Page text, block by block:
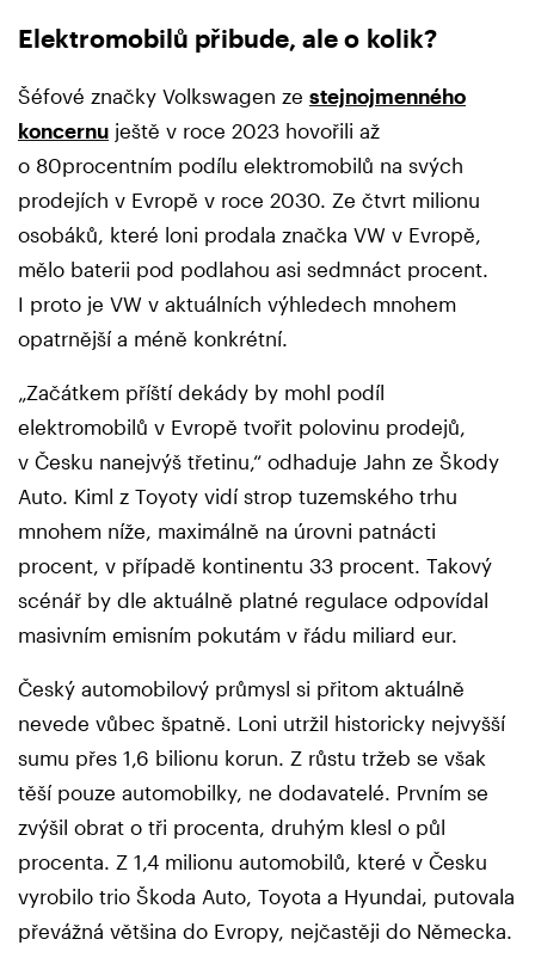
Elektromobilů přibude, ale o kolik?
Šéfové značky Volkswagen ze stejnojmenného
koncernu ještě v roce 2023 hovořili až
o 80procentním podílu elektromobilů na svých
prodejích v Evropě v roce 2030. Ze čtvrt milionu
osobáků, které loni prodala značka VW v Evropě,
mělo baterii pod podlahou asi sedmnáct procent.
I proto je VW v aktuálních výhledech mnohem
opatrnější a méně konkrétní.
„Začátkem příští dekády by mohl podíl
elektromobilů v Evropě tvořit polovinu prodejů,
v Česku nanejvýš třetinu,“ odhaduje Jahn ze Škody
Auto. Kiml z Toyoty vidí strop tuzemského trhu
mnohem níže, maximálně na úrovni patnácti
procent, v případě kontinentu 33 procent. Takový
scénář by dle aktuálně platné regulace odpovídal
masivním emisním pokutám v řádu miliard eur.
Český automobilový průmysl si přitom aktuálně
nevede vůbec špatně. Loni utržil historicky nejvyšší
sumu přes 1,6 bilionu korun. Z růstu tržeb se však
těší pouze automobilky, ne dodavatelé. Prvním se
zvýšil obrat o tři procenta, druhým klesl o půl
procenta. Z 1,4 milionu automobilů, které v Česku
vyrobilo trio Škoda Auto, Toyota a Hyundai, putovala
převážná většina do Evropy, nejčastěji do Německa.